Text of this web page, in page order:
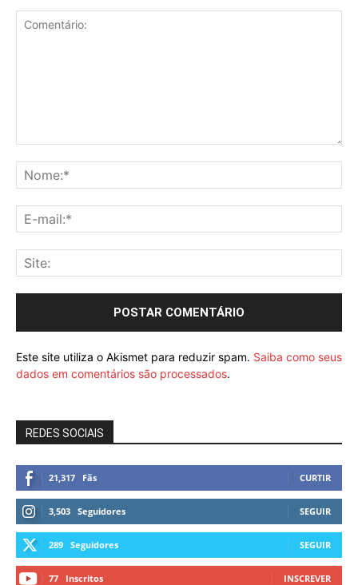
Este site utiliza o Akismet para reduzir spam. Saiba como seus
dados em comentários são processados.
REDES SOCIAIS
21,317 Fãs CURTIR
3,503 Seguidores SEGUIR
289 Seguidores SEGUIR
77 Inscritos INSCREVER